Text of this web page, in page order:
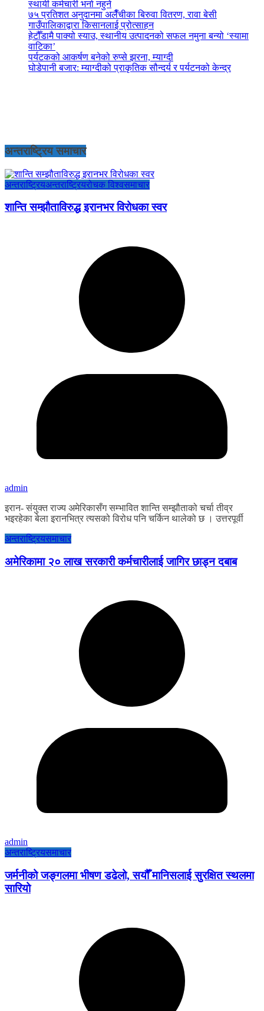
स्थायी कर्मचारी भर्ना नहुने
७५ प्रतिशत अनुदानमा अलैँचीका बिरुवा वितरण, रावा बेसी
गाउँपालिकाद्वारा किसानलाई प्रोत्साहन
हेटौँडामै पाक्यो स्याउ, स्थानीय उत्पादनको सफल नमुना बन्यो ‘स्यामा
वाटिका’
पर्यटकको आकर्षण बनेको रुप्से झरना, म्याग्दी
घोडेपानी बजार: म्याग्दीको प्राकृतिक सौन्दर्य र पर्यटनको केन्द्र
अन्तराष्ट्रिय समाचार
अन्तराष्ट्रियअन्तराष्ट्रियरोचक विश्वसमाचार
शान्ति सम्झौताविरुद्ध इरानभर विरोधका स्वर
admin
इरान- संयुक्त राज्य अमेरिकासँग सम्भावित शान्ति सम्झौताको चर्चा तीव्र
भइरहेका बेला इरानभित्र त्यसको विरोध पनि चर्किन थालेको छ । उत्तरपूर्वी
अन्तराष्ट्रियसमाचार
अमेरिकामा २० लाख सरकारी कर्मचारीलाई जागिर छाड्न दबाब
admin
अन्तराष्ट्रियसमाचार
जर्मनीको जङ्गलमा भीषण डढेलो, सयौँ मानिसलाई सुरक्षित स्थलमा
सारियो